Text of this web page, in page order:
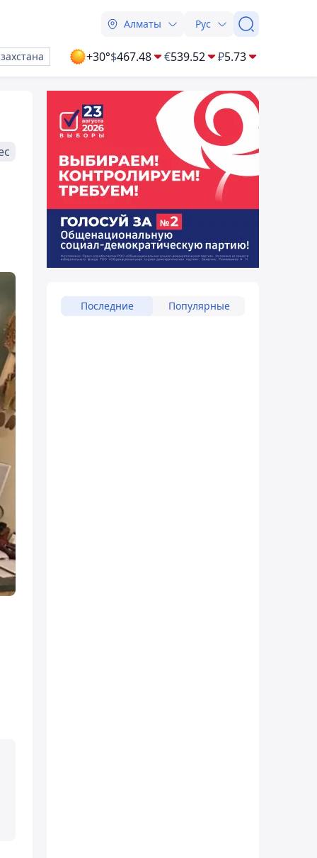
Алматы Рус
+30°$467.48 €539.52 ₽5.73
Последние Популярные